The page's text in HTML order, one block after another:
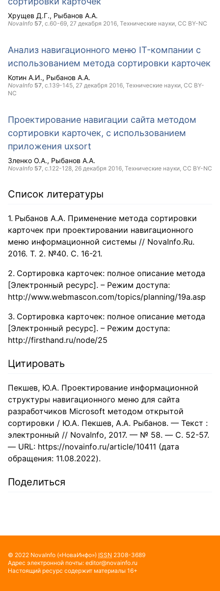
Хрущев Д.Г. Рыбанов А.А.
NovaInfo 57 , с.60-69, 27 декабря 2016 , Технические науки, CC BY-NC
Анализ навигационного меню IT-компании с
использованием метода сортировки карточек
Котин А.И. Рыбанов А.А.
NovaInfo 57 , с.139-145, 27 декабря 2016 , Технические науки, CC BY-
NC
Проектирование навигации сайта методом
сортировки карточек, с использованием
приложения uxsort
Зленко О.А. Рыбанов А.А.
NovaInfo 57 , с.122-128, 26 декабря 2016 , Технические науки, CC BY-NC
Список литературы
Рыбанов А.А. Применение метода сортировки
карточек при проектировании навигационного
меню информационной системы // NovaInfo.Ru.
2016. Т. 2. №40. С. 16-21.
Сортировка карточек: полное описание метода
[Электронный ресурс]. – Режим доступа:
http://www.webmascon.com/topics/planning/19a.asp
Сортировка карточек: полное описание метода
[Электронный ресурс]. – Режим доступа:
http://firsthand.ru/node/25
Цитировать
Пекшев, Ю.А. Проектирование информационной
структуры навигационного меню для сайта
разработчиков Microsoft методом открытой
сортировки / Ю.А. Пекшев, А.А. Рыбанов. — Текст :
электронный // NovaInfo, 2017. — № 58. — С. 52-57.
— URL: https://novainfo.ru/article/10411 (дата
обращения: 11.08.2022).
Поделиться
© 2022 NovaInfo («НоваИнфо») ISSN 2308-3689
Адрес электронной почты: editor@novainfo.ru
Настоящий ресурс содержит материалы 16+